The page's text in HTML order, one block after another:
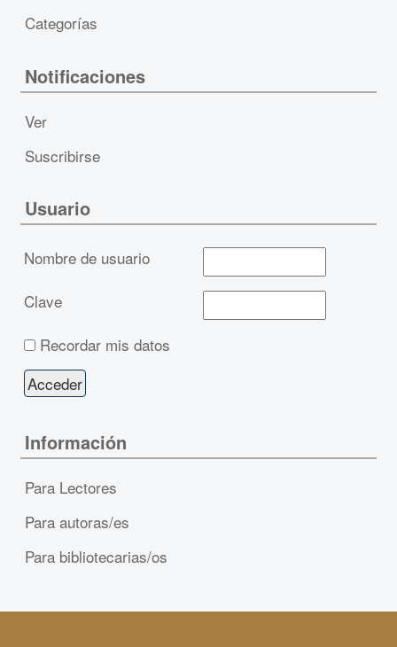
Categorías
Notificaciones
Ver
Suscribirse
Usuario
Nombre de usuario
Clave
Recordar mis datos
Información
Para Lectores
Para autoras/es
Para bibliotecarias/os